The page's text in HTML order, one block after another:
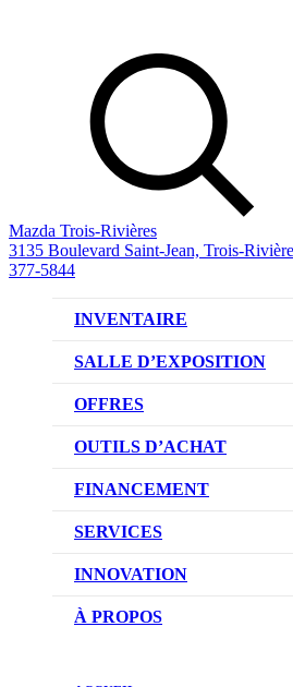
Mazda Trois-Rivières
3135 Boulevard Saint-Jean, Trois-
377-5844
INVENTAIRE
VÉHICULES NEUFS
VÉHICULES D’OCCASION
SALLE D’EXPOSITION
OFFRES
OFFRES DU
OUTILS D’ACHAT
CONFIGUREZ VOTRE
RÉSERVEZ UN ESSAI
DEMANDEZ UN PRIX
FINANCEMENT
NOTRE DIFFÉRENCE
DEMANDE DE CRÉDIT
SERVICES
NOTRE PROMESSE
PRENDRE UN RENDEZ-
INNOVATION
TECHNOLOGIE
À PROPOS